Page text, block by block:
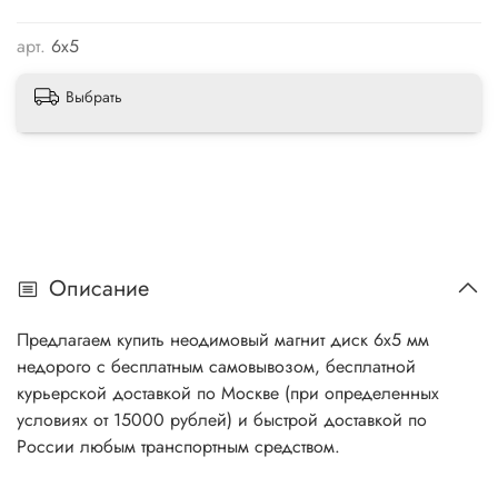
арт. 6x5
Выбрать
Описание
Предлагаем купить неодимовый магнит диск 6х5 мм
недорого с бесплатным самовывозом, бесплатной
курьерской доставкой по Москве (при определенных
условиях от 15000 рублей) и быстрой доставкой по
России любым транспортным средством.